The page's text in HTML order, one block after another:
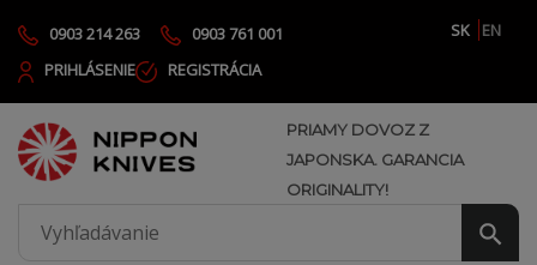
0903 214 263 0903 761 001 SK
EN
PRIHLÁSENIE
REGISTRÁCIA
PRIAMY DOVOZ Z
JAPONSKA. GARANCIA
ORIGINALITY!